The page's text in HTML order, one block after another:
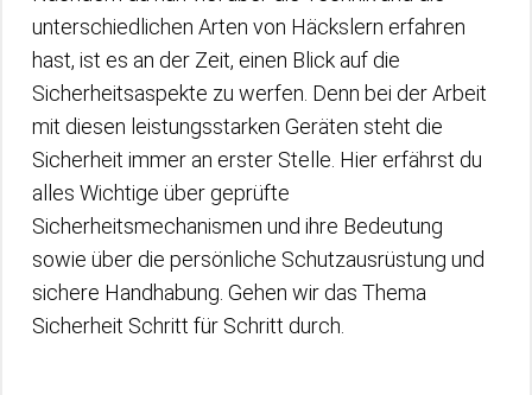
unterschiedlichen Arten von Häckslern erfahren
hast, ist es an der Zeit, einen Blick auf die
Sicherheitsaspekte zu werfen. Denn bei der Arbeit
mit diesen leistungsstarken Geräten steht die
Sicherheit immer an erster Stelle. Hier erfährst du
alles Wichtige über geprüfte
Sicherheitsmechanismen und ihre Bedeutung
sowie über die persönliche Schutzausrüstung und
sichere Handhabung. Gehen wir das Thema
Sicherheit Schritt für Schritt durch.